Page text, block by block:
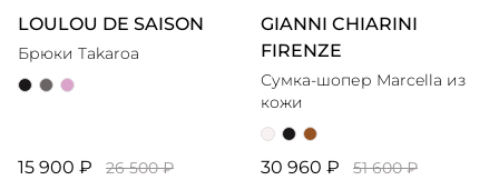
LOULOU DE SAISON
Брюки Takaroa
15 900 ₽ 26 500 ₽
GIANNI CHIARINI
FIRENZE
Сумка-шопер Marcella из
кожи
30 960 ₽ 51 600 ₽